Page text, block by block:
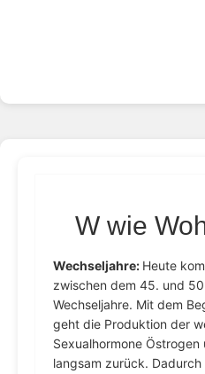
W wie
Wechseljahre: Heute
zwischen dem 45. und
Wechseljahre. Mit dem
geht die Produktion der
Sexualhormone Östrogen
langsam zurück.